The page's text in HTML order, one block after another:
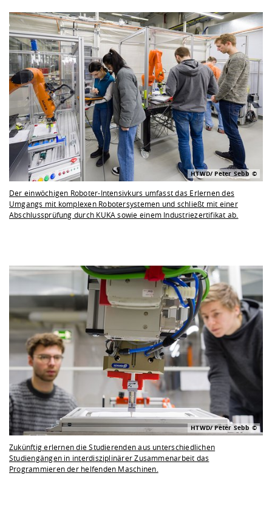
HTWD/ Peter Sebb
Der einwöchigen Roboter-Intensivkurs umfasst das Erlernen des
Umgangs mit komplexen Robotersystemen und schließt mit einer
Abschlussprüfung durch KUKA sowie einem Industriezertifikat ab.
HTWD/ Peter Sebb
Zukünftig erlernen die Studierenden aus unterschiedlichen
Studiengängen in interdisziplinärer Zusammenarbeit das
Programmieren der helfenden Maschinen.